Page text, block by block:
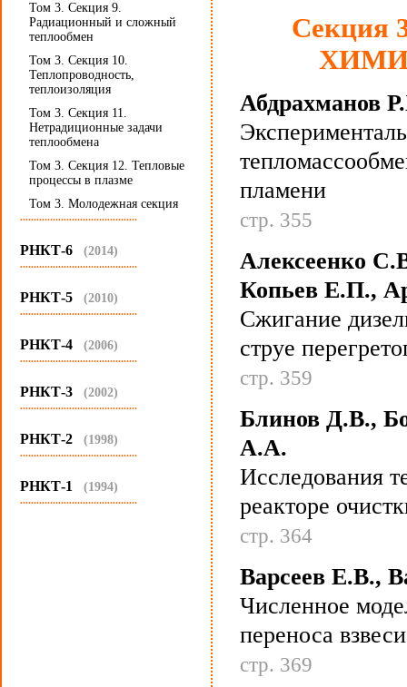
Том 3. Секция 9.
Радиационный и сложный
теплообмен
Том 3. Секция 10.
Теплопроводность,
теплоизоляция
Том 3. Секция 11.
Нетрадиционные задачи
теплообмена
Том 3. Секция 12. Тепловые
процессы в плазме
Том 3. Молодежная секция
...........................................
РНКТ-6 (2014)
...........................................
РНКТ-5 (2010)
...........................................
РНКТ-4 (2006)
...........................................
РНКТ-3 (2002)
...........................................
РНКТ-2 (1998)
...........................................
РНКТ-1 (1994)
...........................................
Абдрахманов
пламени
стр. 355
Алексеенко
Копьев Е.П.,
Сжигание
струе
стр. 359
Блинов Д.В.,
А.А.
Исследования
реакторе
стр. 364
Варсеев Е.В.,
Численное
переноса
стр. 369